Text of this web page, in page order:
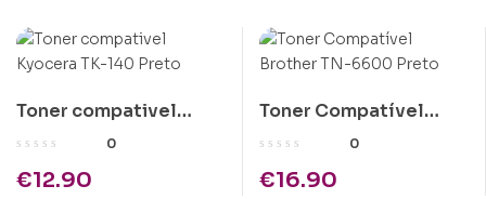
Toner compativel
Kyocera TK-140 Preto
0
€12.90
Toner Compatível
Brother TN-6600
0
€16.90